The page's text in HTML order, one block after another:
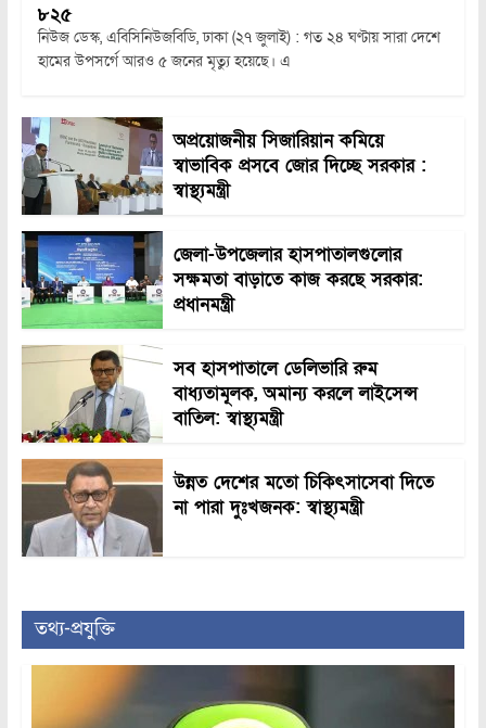
৮২৫
নিউজ ডেস্ক, এবিসিনিউজবিডি, ঢাকা (২৭ জুলাই) : গত ২৪ ঘণ্টায় সারা দেশে
হামের উপসর্গে আরও ৫ জনের মৃত্যু হয়েছে। এ
অপ্রয়োজনীয় সিজারিয়ান কমিয়ে
স্বাভাবিক প্রসবে জোর দিচ্ছে সরকার :
স্বাস্থ্যমন্ত্রী
জেলা-উপজেলার হাসপাতালগুলোর
সক্ষমতা বাড়াতে কাজ করছে সরকার:
প্রধানমন্ত্রী
সব হাসপাতালে ডেলিভারি রুম
বাধ্যতামূলক, অমান্য করলে লাইসেন্স
বাতিল: স্বাস্থ্যমন্ত্রী
উন্নত দেশের মতো চিকিৎসাসেবা দিতে
না পারা দুঃখজনক: স্বাস্থ্যমন্ত্রী
তথ্য-প্রযুক্তি